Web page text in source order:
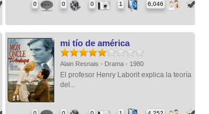
0 0 0 1 6,046
mi tío de américa
Alain Resnais - Drama - 1980
El profesor Henry Laborit explica la teoría
del...